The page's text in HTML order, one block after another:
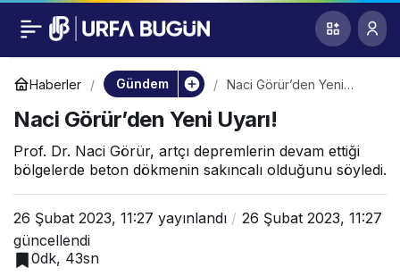
Haberler Gündem
Naci Görür’den Yeni
Naci Görür’den Yeni Uyarı!
Prof. Dr. Naci Görür, artçı depremlerin devam ettiği
bölgelerde beton dökmenin sakıncalı olduğunu söyledi.
26 Şubat 2023, 11:27 yayınlandı
26 Şubat 2023, 11:27
güncellendi
0dk, 43sn
Naci Görür’den Yeni
Uyarı!
0